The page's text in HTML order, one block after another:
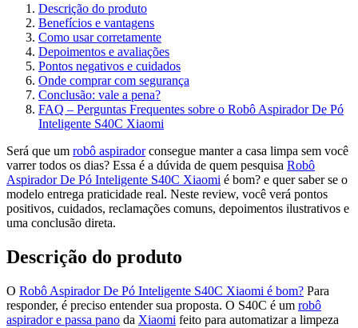
Descrição do produto
Benefícios e vantagens
Como usar corretamente
Depoimentos e avaliações
Pontos negativos e cuidados
Onde comprar com segurança
Conclusão: vale a pena?
FAQ – Perguntas Frequentes sobre o Robô Aspirador De Pó
Inteligente S40C Xiaomi
Será que um robô aspiradorconsegue manter a casa limpa sem você
varrer todos os dias? Essa é a dúvida de quem pesquisa Robô
Aspirador De Pó Inteligente S40C Xiaomi é bom? e quer saber se o
modelo entrega praticidade real. Neste review, você verá pontos
positivos, cuidados, reclamações comuns, depoimentos ilustrativos e
uma conclusão direta.
Descrição do produto
O Robô Aspirador De Pó Inteligente S40C Xiaomi é bom? Para
responder, é preciso entender sua proposta. O S40C é um robô
aspirador e passa pano da Xiaomi feito para automatizar a limpeza